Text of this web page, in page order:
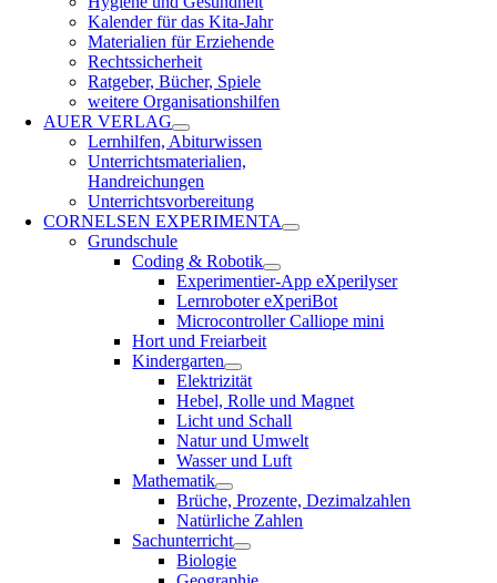
Kalender für das Kita-Jahr
Materialien für Erziehende
Rechtssicherheit
Ratgeber, Bücher, Spiele
weitere Organisationshilfen
AUER VERLAG
Lernhilfen, Abiturwissen
Unterrichtsmaterialien,
Handreichungen
Unterrichtsvorbereitung
CORNELSEN EXPERIMENTA
Grundschule
Coding & Robotik
Experimentier-App eXperilyser
Lernroboter eXperiBot
Microcontroller Calliope mini
Hort und Freiarbeit
Kindergarten
Elektrizität
Hebel, Rolle und Magnet
Licht und Schall
Natur und Umwelt
Wasser und Luft
Mathematik
Brüche, Prozente, Dezimalzahlen
Natürliche Zahlen
Sachunterricht
Biologie